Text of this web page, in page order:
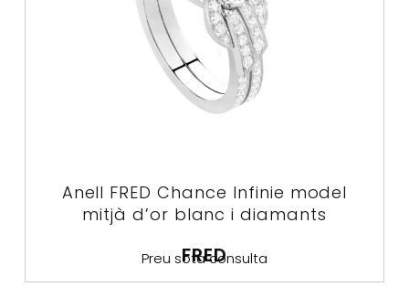
Anell FRED Chance Infinie model
mitjà d’or blanc i diamants
FRED
Preu sota consulta